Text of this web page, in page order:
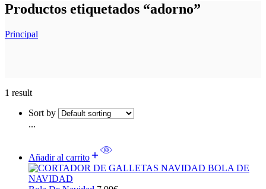
Productos etiquetados “adorno”
Principal
1 result
Sort by
...
Añadir al carrito